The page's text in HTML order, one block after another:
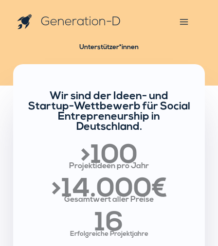
springen
Generation-D
Unterstützer*innen
Wir sind der Ideen- und
Startup-Wettbewerb für Social
Entrepreneurship in
Deutschland.
>100
Projektideen pro Jahr
>14.000€
Gesamtwert aller Preise
16
Erfolgreiche Projektjahre